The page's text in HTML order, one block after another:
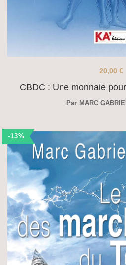
CBDC : Une monnaie
20,00 €
Par MARC
-13%